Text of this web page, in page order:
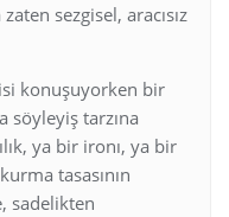
sezgisel, aracısız
konuşuyorken bir
söyleyiş tarzına
ya bir ironı, ya bir
tasasının
sadelikten